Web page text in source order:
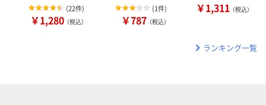
(22件)
￥1,280 （税込）
(1件)
￥787 （税込）
￥1,311 （税込）
ランキング一覧